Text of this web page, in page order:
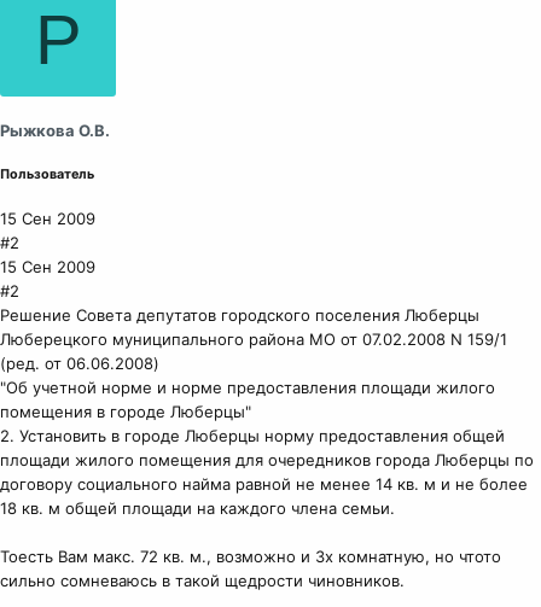
Р
Рыжкова О.В.
Пользователь
15 Сен 2009
#2
15 Сен 2009
#2
Решение Совета депутатов городского поселения Люберцы
Люберецкого муниципального района МО от 07.02.2008 N 159/1
(ред. от 06.06.2008)
"Об учетной норме и норме предоставления площади жилого
помещения в городе Люберцы"
2. Установить в городе Люберцы норму предоставления общей
площади жилого помещения для очередников города Люберцы по
договору социального найма равной не менее 14 кв. м и не более
18 кв. м общей площади на каждого члена семьи.
Тоесть Вам макс. 72 кв. м., возможно и 3х комнатную, но чтото
сильно сомневаюсь в такой щедрости чиновников.